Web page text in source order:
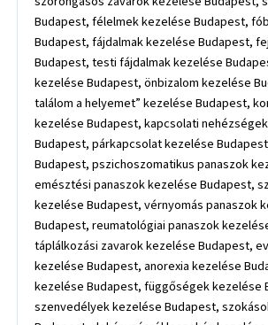
Budapest, félelmek kezelése Budapest,
Budapest, fájdalmak kezelése Budapest,
Budapest, testi fájdalmak kezelése
kezelése Budapest, önbizalom kezelése
találom a helyemet” kezelése Budapest,
kezelése Budapest, kapcsolati
Budapest, párkapcsolat kezelése
Budapest, pszichoszomatikus panaszok
emésztési panaszok kezelése Budapest,
kezelése Budapest, vérnyomás panaszok
Budapest, reumatológiai panaszok
táplálkozási zavarok kezelése Budapest,
kezelése Budapest, anorexia kezelése
kezelése Budapest, függőségek kezelése
szenvedélyek kezelése Budapest,